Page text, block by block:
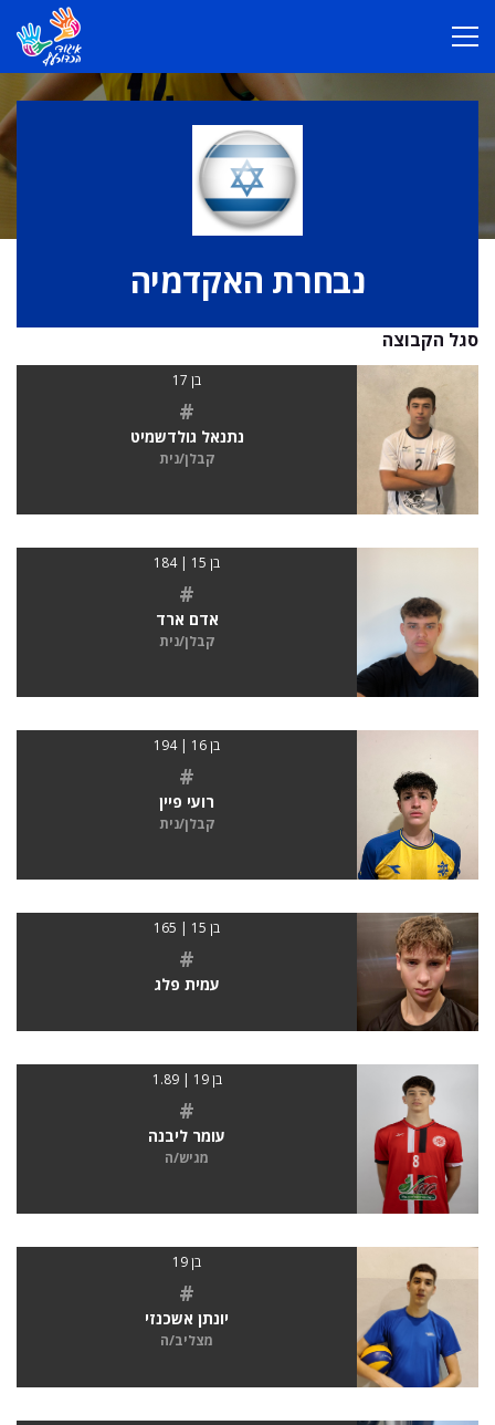
נבחרת האקדמיה
סגל הקבוצה
בן 17
#
נתנאל גולדשמיט
קבלן/נית
בן 15 | 184
#
אדם ארד
קבלן/נית
בן 16 | 194
#
רועי פיין
קבלן/נית
בן 15 | 165
#
עמית פלג
בן 19 | 1.89
#
עומר ליבנה
מגיש/ה
בן 19
#
יונתן אשכנזי
מצליב/ה